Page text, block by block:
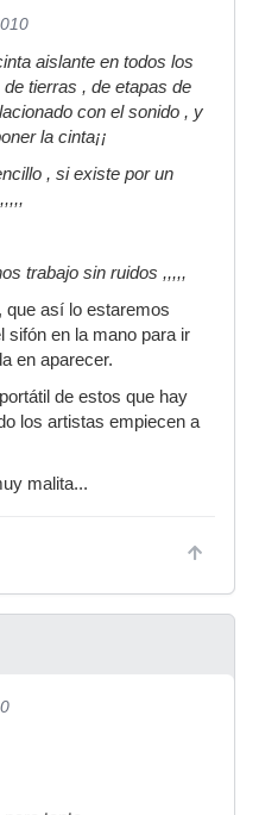
aislante en todos los
tierras , de etapas de
con el sonido , y
la cinta¡¡
, si existe por un
trabajo sin ruidos ,,,,,
que así lo estaremos
sifón en la mano para ir
en aparecer.
de estos que hay
los artistas empiecen a
malita...